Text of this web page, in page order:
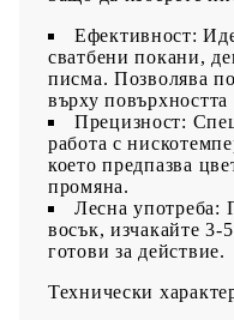
Ефективност:
сватбени покани,
писма. Позволява
върху
Прецизност:
работа с
което предпазва
промяна.
Лесна употреба:
восък, изчакайте 3-
готови за действие.
Технически